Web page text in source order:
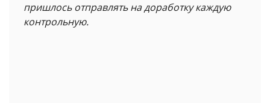
пришлось отправлять на доработку каждую
контрольную.